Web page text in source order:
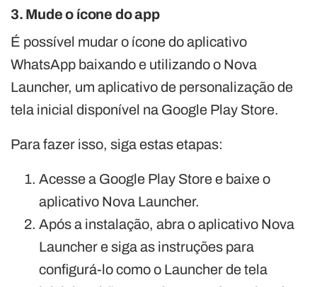
3. Mude o ícone do app
É possível mudar o ícone do aplicativo
WhatsApp baixando e utilizando o Nova
Launcher, um aplicativo de personalização de
tela inicial disponível na Google Play Store.
Para fazer isso, siga estas etapas:
Acesse a Google Play Store e baixe o
aplicativo Nova Launcher.
Após a instalação, abra o aplicativo Nova
Launcher e siga as instruções para
configurá-lo como o Launcher de tela